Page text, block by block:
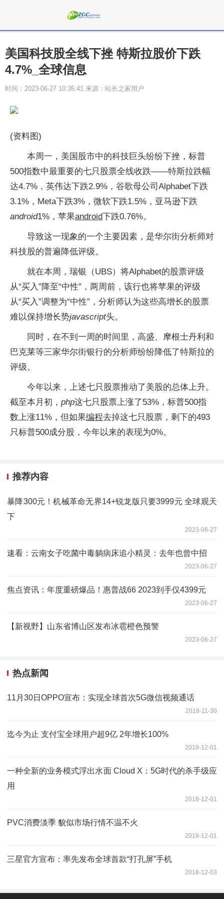
美国科技股全线下挫 特斯拉股价下跌
4.7%_全球信息
时间：2023-06-27 10:35:41 来源：站长之家用户
(资料图)
本周一，美国股市中的科技巨头纷纷下挫，标普
500指数中最重要的七只股票全线收跌——特斯拉跌幅
达4.7%，英伟达下跌2.9%，谷歌母公司Alphabet下跌
3.1%，Meta下跌3%，微软下跌1.5%，亚马逊下跌
android1%，苹果android下跌0.76%。
导致这一现象的一个主要因素，是华尔街分析师对
科技股的普遍降低评级。
就在本周，瑞银（UBS）将Alphabet的股票评级
从“买入”降至“中性”，两周前，该行也将苹果的评级
从“买入”调整为“中性”，分析师认为这些高增长的股票
难以保持增长势javascript头。
同时，在不到一周的时间里，高盛、摩根士丹利和
巴克莱等三家华尔街银行的分析师纷纷降低了特斯拉的
评级。
今年以来，上述七只股票推动了美股的总体上升。
截至本月初， php这七只股票上涨了53%，标普500指
数上涨11%，但如果编程去掉这七只股票，剩下的493
只标普500成分股，今年以来的表现为0%。
推荐内容
暴降300元！机械革命无界14+锐龙版只要3999元 全球观天
下
2023-06-27
速看：云南女子吃菌中毒躺病床追小精灵：去年也曾中招
2023-06-27
焦点资讯：年度重磅爆品！惠普战66 2023到手仅4399元
2023-06-27
【新视野】山东省博山区发布冰雹橙色预警
2023-06-27
热点新闻
11月30日OPPO宣布：实现全球首次5G微信视频通话
2018-11-30
迄今为止 支付宝全球用户超9亿 2年增长100%
2018-12-01
一种全新的业务模式浮出水面 Cloud X：5G时代的杀手级应
用
2018-12-01
PVC消费淡季 貌似市场行情不温不火
2018-12-01
三星官方宣布：率先发布全球首款“打孔屏”手机
2018-12-03